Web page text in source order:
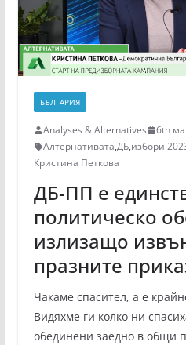
БЪЛГАРИЯ
Analyses & Alternatives 6th
Алтернативата,ДБ,избори
Кристина Петкова
ДБ-ПП е
политическо
излизащо
празните
Чакаме спасител, а е
Видяхме ги колко ни
обединени заедно в общи